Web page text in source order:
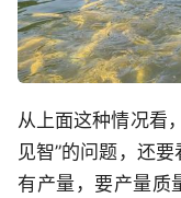
从上面这种情况看
见智”的问题，还
有产量，要产量质